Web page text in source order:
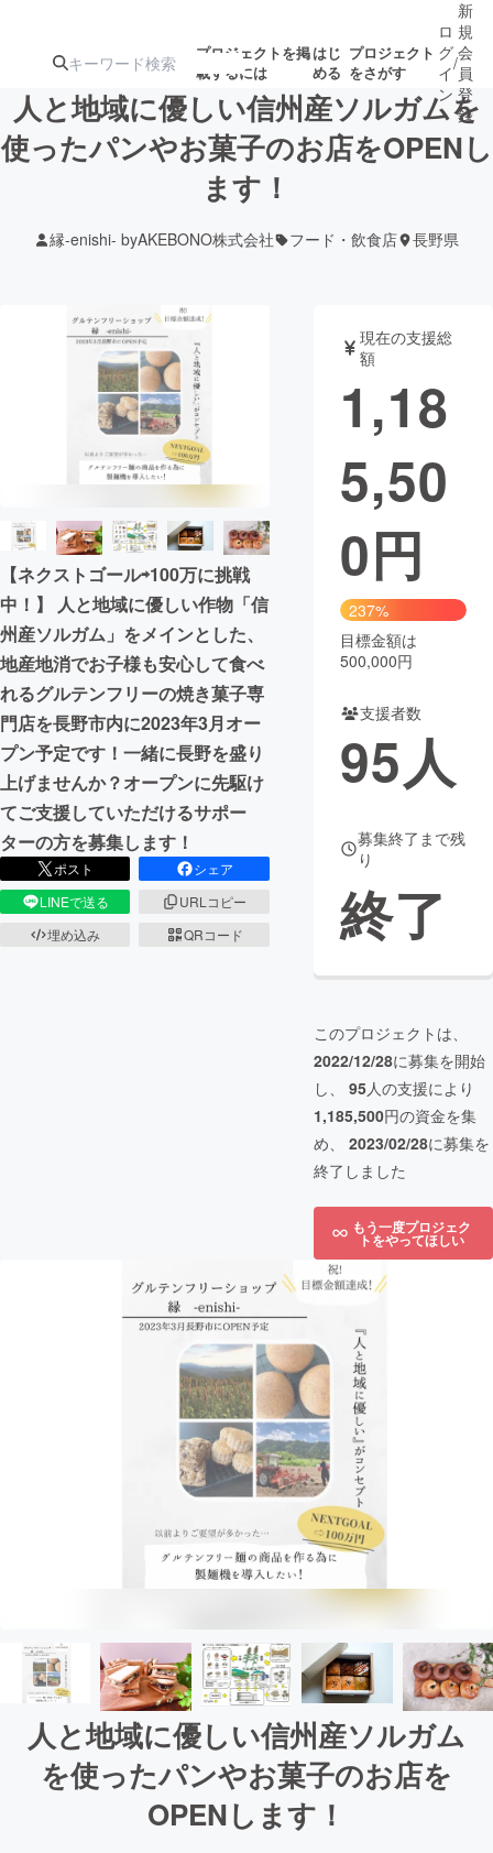
プロジェクトを掲
載するには
はじ
める
プロジェクト
をさがす
注目の新着プロ 募集終了が近いプ
テクノロジー・ガジェット
映像・映画 書籍・雑誌
ビジネス・起業 チャレンジ
まちづくり・地域活性化
CAMPFIRE for Social Good CAMPFIRE Creation
CAMPFIREふるさと納税
コミュニティ
ロ
グ
イ
ン
/
新
規
会
員
登
録
人と地域に優しい信州産ソルガムを
使ったパンやお菓子のお店をOPENし
ます！
縁-enishi- byAKEBONO株式会社 フード・飲食店 長野県
【ネクストゴール⇨100万に挑戦
中！】 人と地域に優しい作物「信
州産ソルガム」をメインとした、
地産地消でお子様も安心して食べ
れるグルテンフリーの焼き菓子専
門店を長野市内に2023年3月オー
プン予定です！一緒に長野を盛り
上げませんか？オープンに先駆け
てご支援していただけるサポー
ターの方を募集します！
ポスト
シェア
LINEで送る
URLコピー
埋め込み
QRコード
現在の支援総
額
1,18
5,50
0円
237%
目標金額は
500,000円
支援者数
95人
募集終了まで残
り
終了
このプロジェクトは、
2022/12/28に募集を開始
し、 95人の支援により
1,185,500円の資金を集
め、 2023/02/28に募集を
終了しました
もう一度プロジェク
トをやってほしい
人と地域に優しい信州産ソルガム
を使ったパンやお菓子のお店を
OPENします！